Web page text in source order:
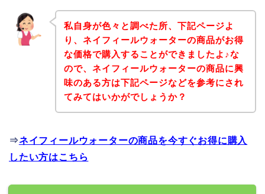
私自身が色々と調べた所、下記ページよ
り、ネイフィールウォーターの商品がお得
な価格で購入することができましたよ♪な
ので、ネイフィールウォーターの商品に興
味のある方は下記ページなどを参考にされ
てみてはいかがでしょうか？
⇒ネイフィールウォーターの商品を今すぐお得に購入
したい方はこちら